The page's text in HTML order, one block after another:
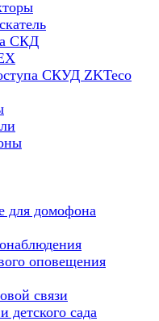
СКД
СКУД ZKTeco
для домофона
оповещения
связи
детского сада